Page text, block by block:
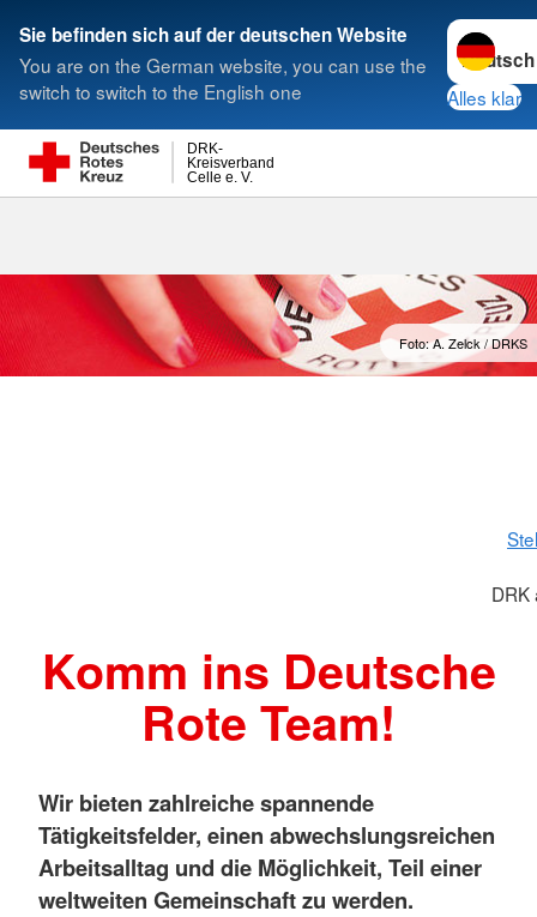
Sie befinden sich auf der deutschen Website
You are on the German website, you can use the
switch to switch to the English one
Sprache
Alles klar
Celle e. V.
Kreisverband
DRK-
Suche
Foto: A. Zelck / DRKS
DRK
Komm ins Deutsche
Rote Team!
Wir bieten zahlreiche spannende
Tätigkeitsfelder, einen abwechslungsreichen
Arbeitsalltag und die Möglichkeit, Teil einer
weltweiten Gemeinschaft zu werden.